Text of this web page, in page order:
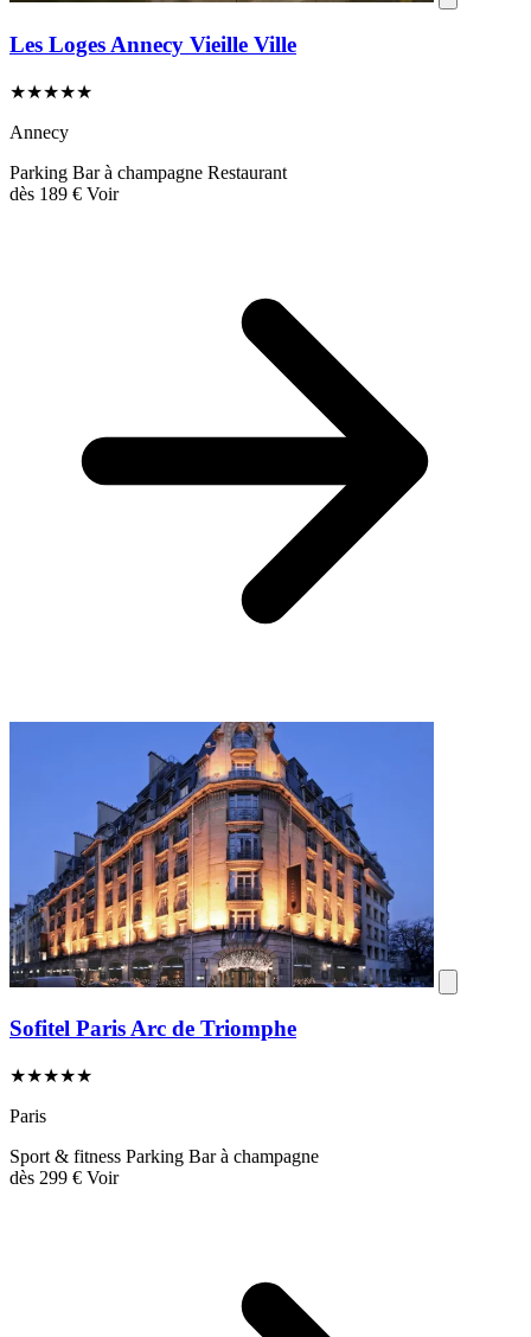
Les Loges Annecy Vieille Ville
★★★★★
Annecy
Parking Bar à champagne Restaurant
dès 189 € Voir
Sofitel Paris Arc de Triomphe
★★★★★
Paris
Sport & fitness Parking Bar à champagne
dès 299 € Voir